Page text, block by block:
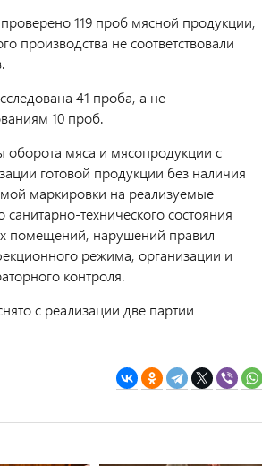
119 проб мясной продукции,
производства не соответствовали
41 проба, а не
10 проб.
оборота мяса и мясопродукции с
готовой продукции без наличия
маркировки на реализуемые
технического состояния
помещений, нарушений правил
режима, организации и
контроля.
с реализации две партии